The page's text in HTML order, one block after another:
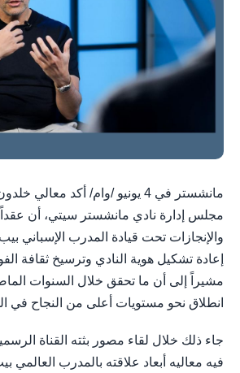
مانشستر في 4 يونيو /وام/ أكد
مجلس إدارة نادي مانشستر سيتي، أن عقداً
والإنجازات تحت قيادة المدرب الإسباني
إعادة تشكيل هوية النادي وترسيخ ثقافة
مشيراً إلى أن ما تحقق خلال السنوات
انطلاق نحو مستويات أعلى من النجاح في
جاء ذلك خلال لقاء مصور بثته القناة
فيه معاليه أبعاد علاقته بالمدرب العالمي